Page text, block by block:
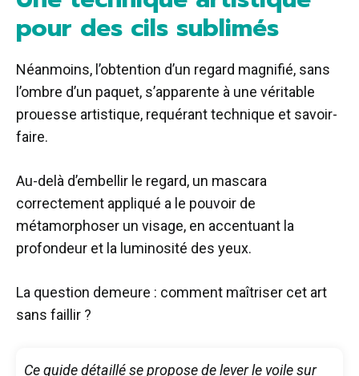
pour des cils sublimés
Néanmoins, l’obtention d’un regard magnifié, sans
l’ombre d’un paquet, s’apparente à une véritable
prouesse artistique, requérant technique et savoir-
faire.
Au-delà d’embellir le regard, un mascara
correctement appliqué a le pouvoir de
métamorphoser un visage, en accentuant la
profondeur et la luminosité des yeux.
La question demeure : comment maîtriser cet art
sans faillir ?
Ce guide détaillé se propose de lever le voile sur